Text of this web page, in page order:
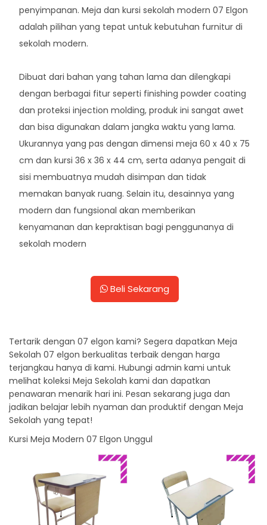
penyimpanan. Meja dan kursi sekolah modern 07 Elgon
adalah pilihan yang tepat untuk kebutuhan furnitur di
sekolah modern.
Dibuat dari bahan yang tahan lama dan dilengkapi
dengan berbagai fitur seperti finishing powder coating
dan proteksi injection molding, produk ini sangat awet
dan bisa digunakan dalam jangka waktu yang lama.
Ukurannya yang pas dengan dimensi meja 60 x 40 x 75
cm dan kursi 36 x 36 x 44 cm, serta adanya pengait di
sisi membuatnya mudah disimpan dan tidak
memakan banyak ruang. Selain itu, desainnya yang
modern dan fungsional akan memberikan
kenyamanan dan kepraktisan bagi penggunanya di
sekolah modern
Beli Sekarang
Tertarik dengan 07 elgon kami? Segera dapatkan Meja
Sekolah 07 elgon berkualitas terbaik dengan harga
terjangkau hanya di kami. Hubungi admin kami untuk
melihat koleksi Meja Sekolah kami dan dapatkan
penawaran menarik hari ini. Pesan sekarang juga dan
jadikan belajar lebih nyaman dan produktif dengan Meja
Sekolah yang tepat!
Kursi Meja Modern 07 Elgon Unggul